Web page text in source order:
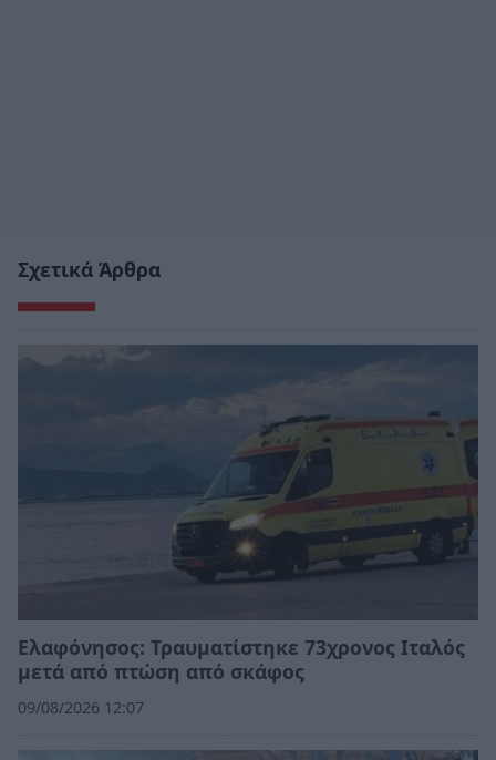
Σχετικά Άρθρα
Ελαφόνησος: Τραυματίστηκε 73χρονος Ιταλός
μετά από πτώση από σκάφος
09/08/2026 12:07